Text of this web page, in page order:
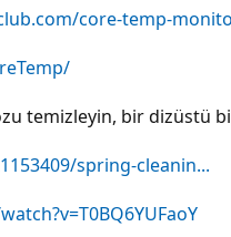
core-temp-
tozu temizleyin, bir
spring-cleanin...